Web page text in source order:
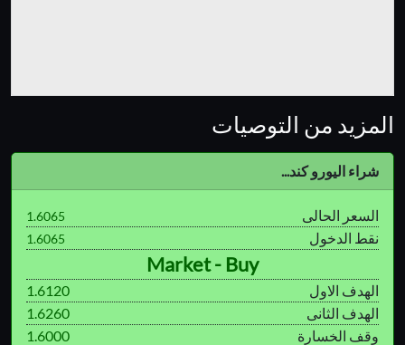
المزيد من التوصيات
شراء اليورو كند...
السعر الحالى 1.6065
نقط الدخول 1.6065
Market - Buy
الهدف الاول
1.6120
الهدف الثانى
1.6260
وقف الخسارة
1.6000